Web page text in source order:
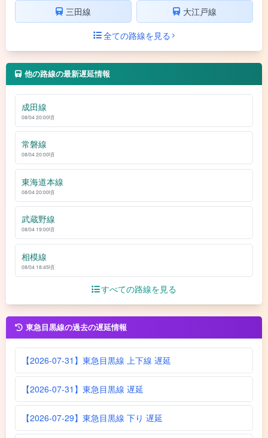
三田線
大江戸線
全ての路線を見る
他の路線の最新遅延情報
成田線
08/04 20:00頃
常磐線
08/04 20:00頃
東海道本線
08/04 20:00頃
武蔵野線
08/04 19:00頃
相模線
08/04 18:45頃
すべての路線を見る
東急目黒線の過去の遅延情報
【2026-07-31】東急目黒線 上下線 遅延
【2026-07-31】東急目黒線 遅延
【2026-07-29】東急目黒線 下り 遅延